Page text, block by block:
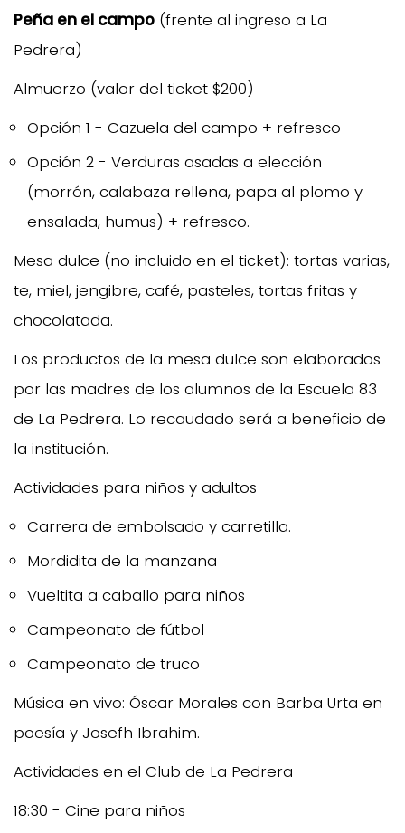
Peña en el campo (frente al ingreso a La
Pedrera)
Almuerzo (valor del ticket $200)
Opción 1 - Cazuela del campo + refresco
Opción 2 - Verduras asadas a elección
(morrón, calabaza rellena, papa al plomo y
ensalada, humus) + refresco.
Mesa dulce (no incluido en el ticket): tortas varias,
te, miel, jengibre, café, pasteles, tortas fritas y
chocolatada.
Los productos de la mesa dulce son elaborados
por las madres de los alumnos de la Escuela 83
de La Pedrera. Lo recaudado será a beneficio de
la institución.
Actividades para niños y adultos
Carrera de embolsado y carretilla.
Mordidita de la manzana
Vueltita a caballo para niños
Campeonato de fútbol
Campeonato de truco
Música en vivo: Óscar Morales con Barba Urta en
poesía y Josefh Ibrahim.
Actividades en el Club de La Pedrera
18:30 - Cine para niños